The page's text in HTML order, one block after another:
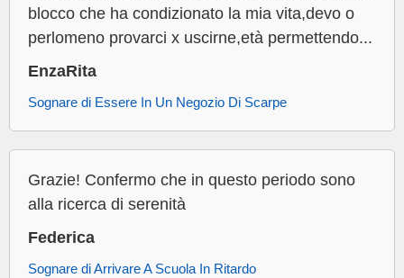
blocco che ha condizionato la mia vita,devo o
perlomeno provarci x uscirne,età permettendo...
EnzaRita
Sognare di Essere In Un Negozio Di Scarpe
Grazie! Confermo che in questo periodo sono
alla ricerca di serenità
Federica
Sognare di Arrivare A Scuola In Ritardo